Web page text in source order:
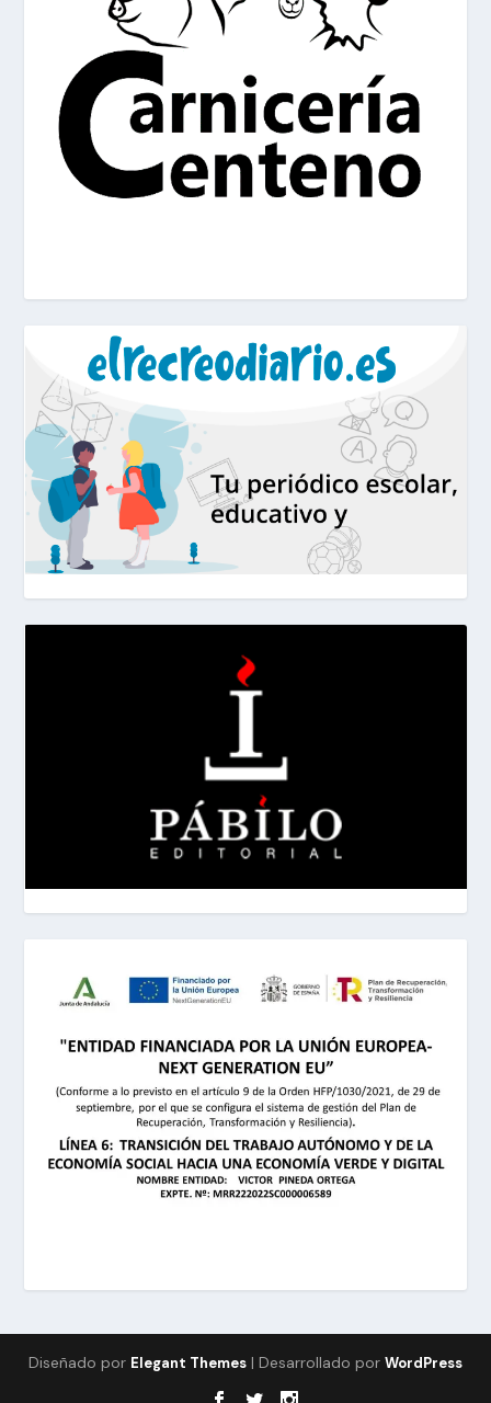
Diseñado por Elegant Themes | Desarrollado por WordPress